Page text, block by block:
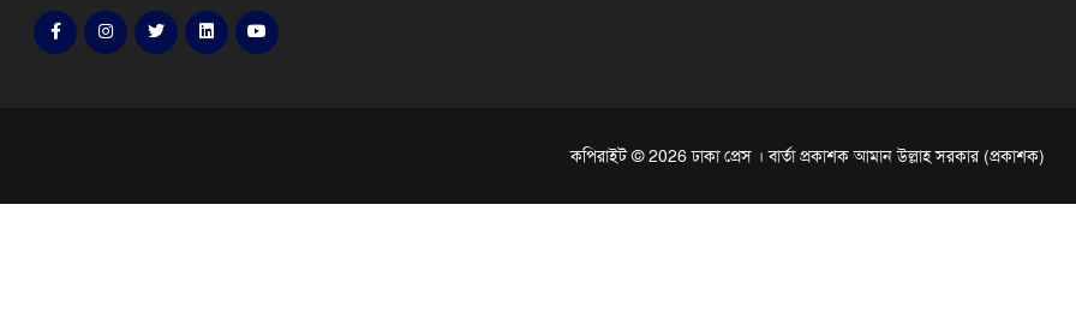
কপিরাইট © 2026 ঢাকা প্রেস । বার্তা প্রকাশক আমান উল্লাহ সরকার (প্রকাশক)